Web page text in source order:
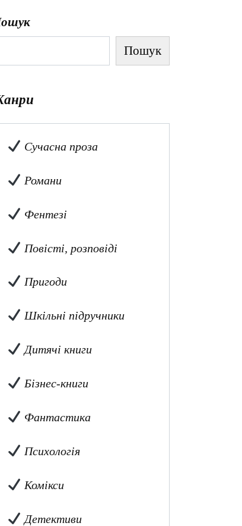
Пошук
Сучасна проза
Романи
Фентезі
Повісті, розповіді
Пригоди
Шкільні підручники
Дитячі книги
Бізнес-книги
Фантастика
Психологія
Комікси
Детективи